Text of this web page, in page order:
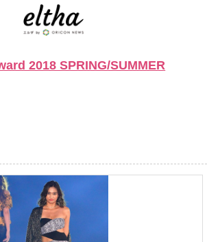
2018 SPRING/SUMMER